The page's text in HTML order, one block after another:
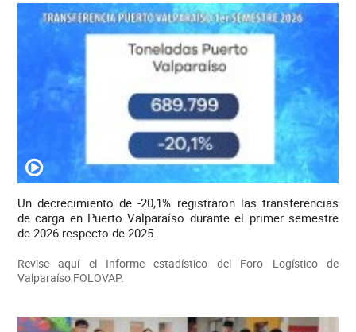
Un decrecimiento de -20,1% registraron las transferencias
de carga en Puerto Valparaíso durante el primer semestre
de 2026 respecto de 2025.
Revise aquí el Informe estadístico del Foro Logístico de
Valparaíso FOLOVAP.